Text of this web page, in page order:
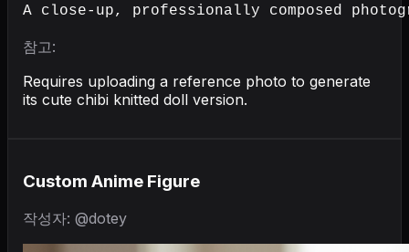
A close-up, professionally composed
참고:
Requires uploading a reference photo to generate
its cute chibi knitted doll version.
Custom Anime Figure
작성자: @dotey